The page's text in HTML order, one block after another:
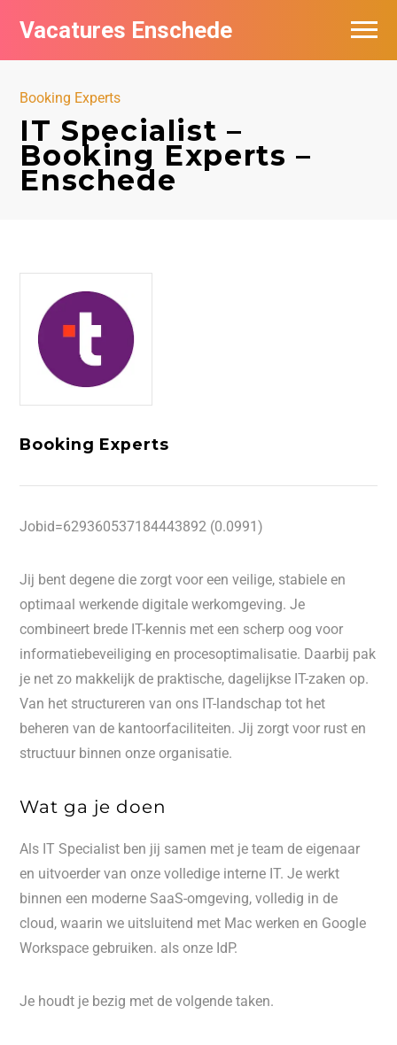
Vacatures Enschede
Booking Experts
IT Specialist –
Booking Experts –
Enschede
Booking Experts
Jobid=629360537184443892 (0.0991)
Jij bent degene die zorgt voor een veilige, stabiele en
optimaal werkende digitale werkomgeving. Je
combineert brede IT-kennis met een scherp oog voor
informatiebeveiliging en procesoptimalisatie. Daarbij pak
je net zo makkelijk de praktische, dagelijkse IT-zaken op.
Van het structureren van ons IT-landschap tot het
beheren van de kantoorfaciliteiten. Jij zorgt voor rust en
structuur binnen onze organisatie.
Wat ga je doen
Als IT Specialist ben jij samen met je team de eigenaar
en uitvoerder van onze volledige interne IT. Je werkt
binnen een moderne SaaS-omgeving, volledig in de
cloud, waarin we uitsluitend met Mac werken en Google
Workspace gebruiken. als onze IdP.
Je houdt je bezig met de volgende taken.
Vacatures per bedrijf
De populairste vacatures in Enschede
Nieuwsbrief feed